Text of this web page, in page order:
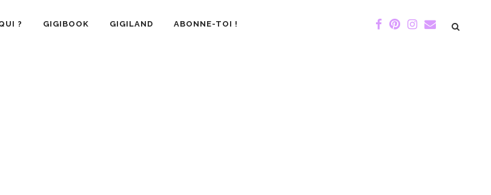
? GIGIBOOK GIGILAND ABONNE-TOI !